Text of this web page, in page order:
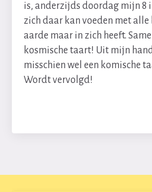
is, anderzijds doordag mijn 8
zich daar kan voeden met
aarde maar in zich heeft.
kosmische taart! Uit mijn
misschien wel een komische
Wordt vervolgd!